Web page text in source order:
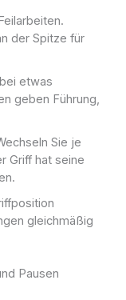
der Spitze für
etwas
geben Führung,
Sie je
Griff hat seine
gleichmäßig
Pausen